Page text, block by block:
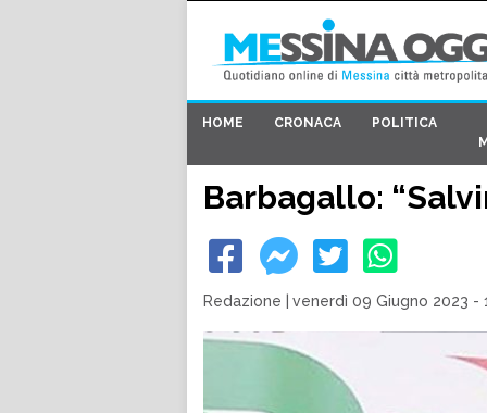
HOME CRONACA
POLITICA
Barbagallo:
Redazione venerdì 09 Giugno 2023 -